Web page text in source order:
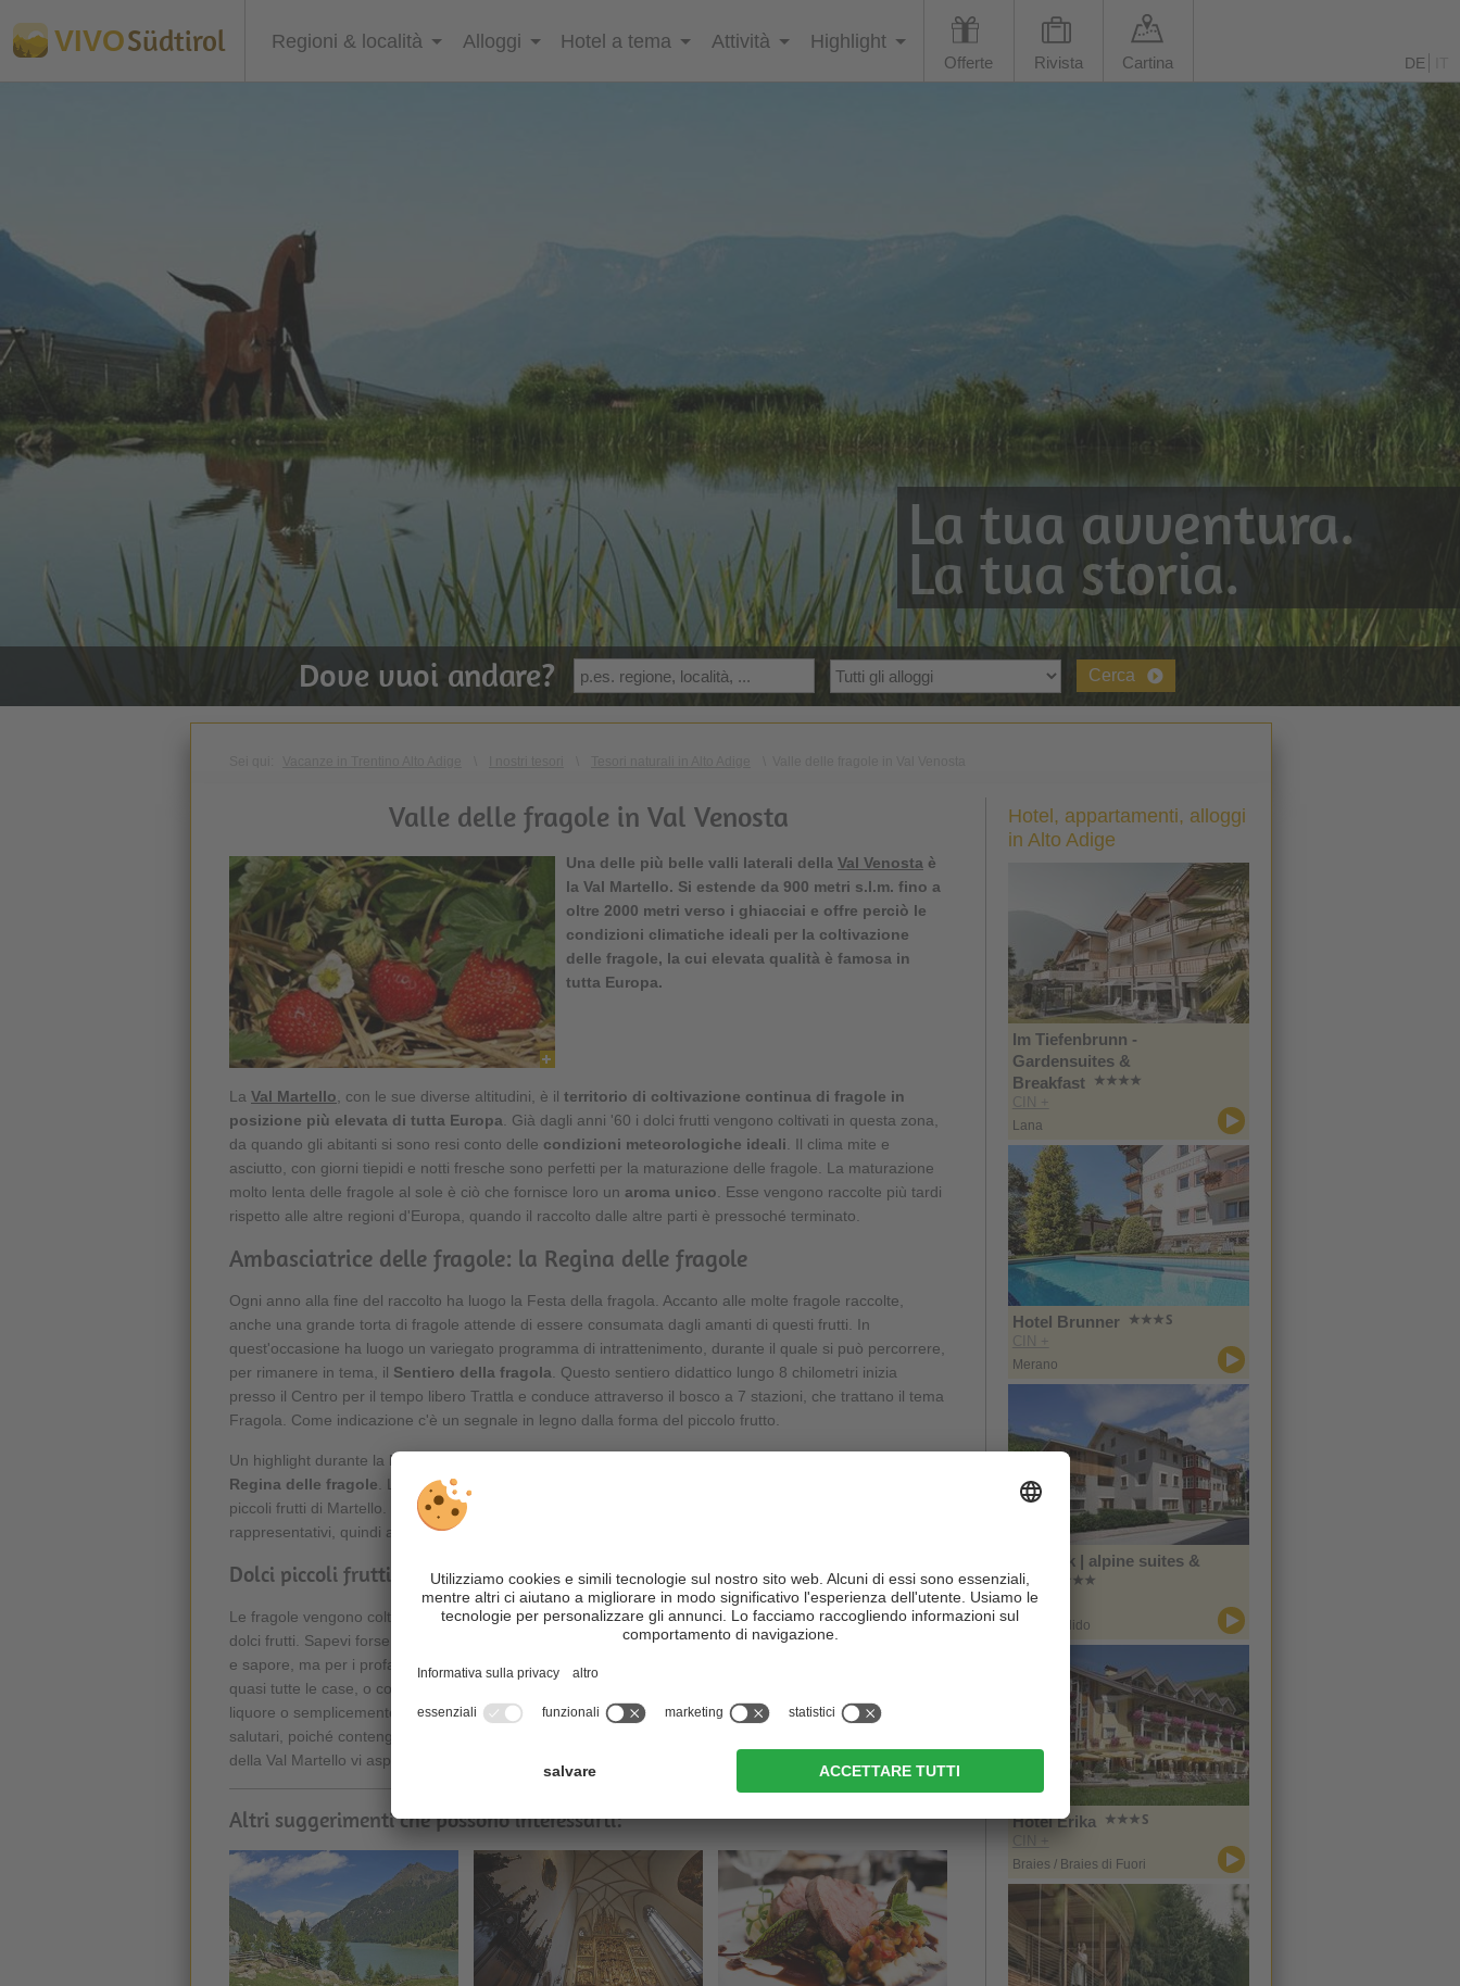
VIVOSüdtirol Regioni & località Alloggi Hotel a tema Attività Highlight
Offerte Rivista Cartina DE
La tua avventura.
La tua storia.
Dove vuoi andare? Cerca
Valle delle fragole in Val Venosta
Una delle più belle valli laterali della Val Venosta è
la Val Martello. Si estende da 900 metri s.l.m. fino a
oltre 2000 metri verso i ghiacciai e offre perciò le
condizioni climatiche ideali per la coltivazione
delle fragole, la cui elevata qualità è famosa in
tutta Europa.
La Val Martello , con le sue diverse altitudini, è il territorio di coltivazione continua di fragole in
posizione più elevata di tutta Europa . Già dagli anni '60 i dolci frutti vengono coltivati in questa zona,
da quando gli abitanti si sono resi conto delle condizioni meteorologiche ideali . Il clima mite e
asciutto, con giorni tiepidi e notti fresche sono perfetti per la maturazione delle fragole. La maturazione
molto lenta delle fragole al sole è ciò che fornisce loro un aroma unico . Esse vengono raccolte più tardi
rispetto alle altre regioni d'Europa, quando il raccolto dalle altre parti è pressoché terminato.
Ambasciatrice delle fragole: la Regina delle fragole
Ogni anno alla fine del raccolto ha luogo la Festa della fragola. Accanto alle molte fragole raccolte,
anche una grande torta di fragole attende di essere consumata dagli amanti di questi frutti. In
quest'occasione ha luogo un variegato programma di intrattenimento, durante il quale si può percorrere,
per rimanere in tema, il Sentiero della fragola . Questo sentiero didattico lungo 8 chilometri inizia
presso il Centro per il tempo libero Trattla e conduce attraverso il bosco a 7 stazioni, che trattano il tema
Fragola. Come indicazione c'è un segnale in legno dalla forma del piccolo frutto.
Un highlight durante la Festa della fragola nella Val Martello
Regina delle fragole . La regina diventa l'ambasciatrice della Valle delle fragole e deve rappresentare i
piccoli frutti di Martello. Questa tradizione risale al 1999. La Regina delle fragole ha anche compiti
rappresentativi, quindi assume un ruolo importante nel corso della Festa della fragola.
Dolci piccoli frutti
Le fragole vengono coltivate in Val Martello su circa 55 ettari e ci sarebbe molto da sapere su questi
dolci frutti. Sapevi forse che ci sono circa
? Essi si differenziano leggermente per colore
e sapore, ma per i profani non è facile distinguere gli uni dagli altri. In ogni caso le fragole si ritrovano in
quasi tutte le case, o come dessert o in cucina. Come macedonia, marmellata o confettura, come
liquore o semplicemente da sole - dai bambini piccoli fino agli anziani, le amano tutti. Inoltre sono molto
salutari, poiché contengono molte vitamine e potassio, calcio, fosforo e ferro. Quindi forza, le fragole
della Val Martello vi aspettano!
Altri suggerimenti che possono interessarti:
Hotel, appartamenti, alloggi
in Alto Adige
Im Tiefenbrunn -
Gardensuites &
Breakfast
CIN +
Lana
Hotel Brunner
CIN +
Merano
Zin Park | alpine suites &
spa
CIN +
San Candido
Hotel Erika
CIN +
Braies / Braies di Fuori